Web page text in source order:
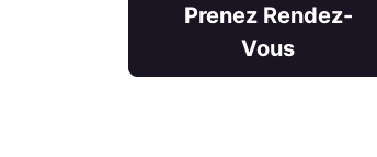
Prenez Rendez-
Vous